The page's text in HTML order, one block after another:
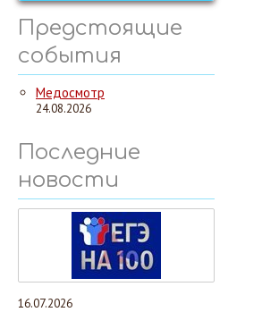
Предстоящие
события
Медосмотр
24.08.2026
Последние
новости
16.07.2026